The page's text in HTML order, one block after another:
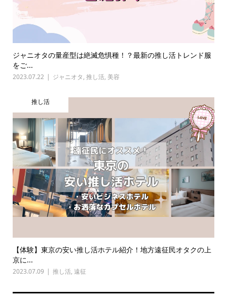
ジャニオタの量産型は絶滅危惧種！？最新の推し活トレンド服
をご...
2023.07.22 ジャニオタ, 推し活, 美容
推し活
【体験】東京の安い推し活ホテル紹介！地方遠征民オタクの上
京に...
2023.07.09 推し活, 遠征